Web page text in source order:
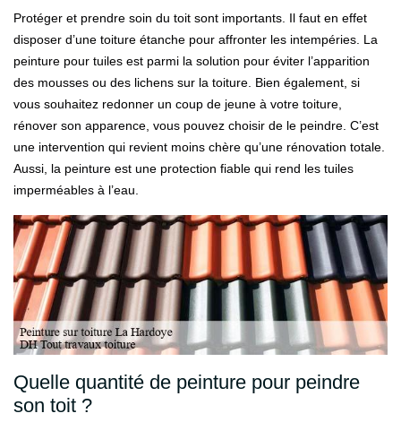
Protéger et prendre soin du toit sont importants. Il faut en effet
disposer d’une toiture étanche pour affronter les intempéries. La
peinture pour tuiles est parmi la solution pour éviter l’apparition
des mousses ou des lichens sur la toiture. Bien également, si
vous souhaitez redonner un coup de jeune à votre toiture,
rénover son apparence, vous pouvez choisir de le peindre. C’est
une intervention qui revient moins chère qu’une rénovation totale.
Aussi, la peinture est une protection fiable qui rend les tuiles
imperméables à l’eau.
Quelle quantité de peinture pour peindre
son toit ?